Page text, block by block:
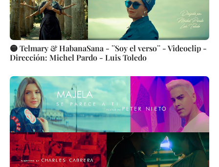
🟡 Telmary & HabanaSana - ¨Soy el verso¨ - Videoclip -
Dirección: Michel Pardo - Luis Toledo